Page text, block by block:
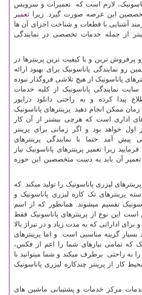
پاناسونیک، لازم است که تعمیرات و سرویس
این عرصه صورت گیرد. زیرا تعمیر
آشنایی با قطعات و شناخت اجزای آن ها
از جمله خدمات تخصصی در نمایندگی
پرفروش ترین و با کیفیت ترین پرینترها در
نمایندگی پاناسونیک برای بهبود ارائه
پاناسونیک از هیچ تلاشی فروگذار نبوده
نمایندگی پاناسونیک از کلیه خدمات
پیدا کرده و به راحتی دانلود درایور
ممکن انجام دهید. پرینترهای پاناسونیک
اداری است که هرچی بیشتر از آن کار
خواهد بود و اگر زمانی برای پرینتر
پیش آمد حتما با نمایندگی پرینترهای
زیرا تعمیر پرینترهای پاناسونیک نیاز
آن باید به دست متخصصین این حوزه
لیزری پاناسونیک را تولید میکند که
پرینترهای تک کاره لیزری پاناسونیک و
تقسیم میشوند. همانطور که از اسم
این نوع از پرینترهای پاناسونیک فقط
برای اداراتی که به مدت زیاد و در تیراژ بالا
گزینه مناسبی است. و اما پرینترهای
که تمامی نیازهای شما را اعم از فکس،
به راحتی برطرف میکند و شما میتوانید با
کار از پرینتر چندکاره لیزری پاناسونیک
مرکز خدمات و پشتیبانی ماشین های